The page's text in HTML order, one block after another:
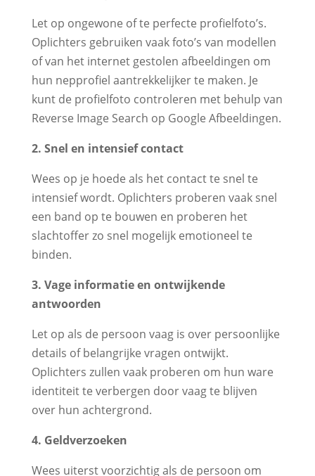
Let op ongewone of te perfecte profielfoto’s.
Oplichters gebruiken vaak foto’s van modellen
of van het internet gestolen afbeeldingen om
hun nepprofiel aantrekkelijker te maken. Je
kunt de profielfoto controleren met behulp van
Reverse Image Search op Google Afbeeldingen.
2. Snel en intensief contact
Wees op je hoede als het contact te snel te
intensief wordt. Oplichters proberen vaak snel
een band op te bouwen en proberen het
slachtoffer zo snel mogelijk emotioneel te
binden.
3. Vage informatie en ontwijkende
antwoorden
Let op als de persoon vaag is over persoonlijke
details of belangrijke vragen ontwijkt.
Oplichters zullen vaak proberen om hun ware
identiteit te verbergen door vaag te blijven
over hun achtergrond.
4. Geldverzoeken
Wees uiterst voorzichtig als de persoon om